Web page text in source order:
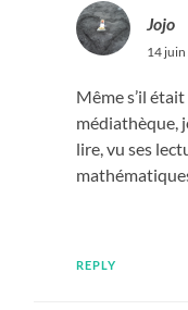
Jojo
14 juin
Même s’il
médiathèque,
lire, vu ses
REPLY